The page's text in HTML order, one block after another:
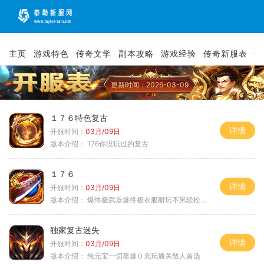
主页 游戏特色 传奇文学 副本攻略 游戏经验 传奇新服表
更新时间：2026-03-09
１７６特色复古
开服时间： 03月/09日
版本介绍： 176你没玩过的复古
详情
１７６
开服时间： 03月/09日
版本介绍： 爆终极武器爆终极衣服耐玩不累轻松满级
详情
独家复古迷失
开服时间： 03月/09日
版本介绍： 纯元宝一切靠爆０充玩通关散人首选
详情